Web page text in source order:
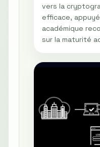
vers la
efficace,
académique
sur la maturité